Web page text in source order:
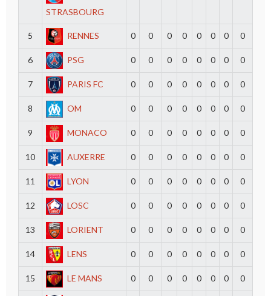
STRASBOURG
5 RENNES 0 0 0 0 0 0 0 0
6 PSG 0 0 0 0 0 0 0 0
7 PARIS FC 0 0 0 0 0 0 0 0
8 OM 0 0 0 0 0 0 0 0
9 MONACO 0 0 0 0 0 0 0 0
10 AUXERRE 0 0 0 0 0 0 0 0
11 LYON 0 0 0 0 0 0 0 0
12 LOSC 0 0 0 0 0 0 0 0
13 LORIENT 0 0 0 0 0 0 0 0
14 LENS 0 0 0 0 0 0 0 0
15 LE MANS 0 0 0 0 0 0 0 0